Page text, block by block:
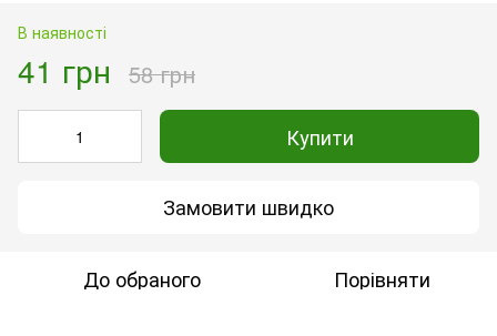
В наявності
41 грн 58 грн
Купити
Замовити швидко
До обраного Порівняти